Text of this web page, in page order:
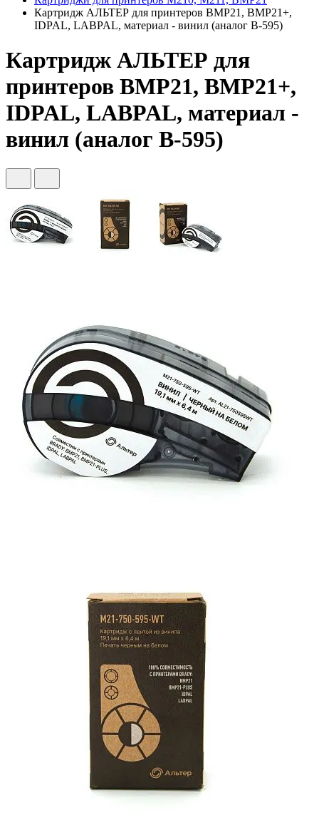
Картридж АЛЬТЕР для принтеров BMP21, BMP21+,
IDPAL, LABPAL, материал - винил (аналог B-595)
Картридж АЛЬТЕР для
принтеров BMP21, BMP21+,
IDPAL, LABPAL, материал -
винил (аналог B-595)